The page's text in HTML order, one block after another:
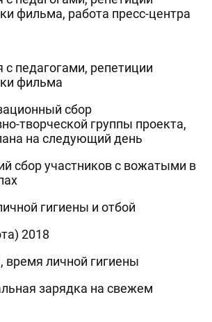
фильма, работа пресс-центра
с педагогами, репетиции
фильма
сбор
творческой группы проекта,
на следующий день
сбор участников с вожатыми в
гигиены и отбой
2018
время личной гигиены
зарядка на свежем